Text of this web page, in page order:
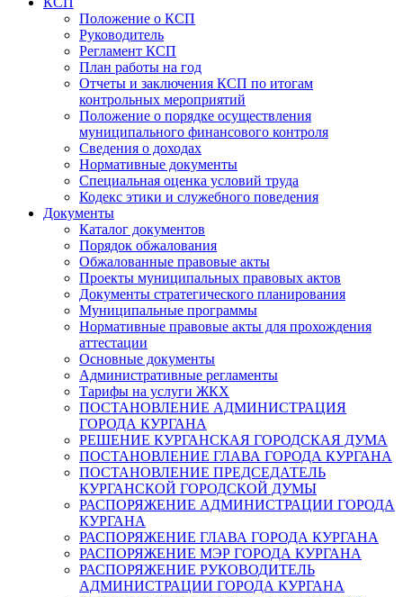
Положение о КСП
Руководитель
Регламент КСП
План работы на год
Отчеты и заключения КСП по итогам
контрольных мероприятий
Положение о порядке осуществления
муниципального финансового контроля
Сведения о доходах
Нормативные документы
Специальная оценка условий труда
Кодекс этики и служебного поведения
Документы
Каталог документов
Порядок обжалования
Обжалованные правовые акты
Проекты муниципальных правовых актов
Документы стратегического планирования
Муниципальные программы
Нормативные правовые акты для прохождения
аттестации
Основные документы
Административные регламенты
Тарифы на услуги ЖКХ
ПОСТАНОВЛЕНИЕ АДМИНИСТРАЦИЯ
ГОРОДА КУРГАНА
РЕШЕНИЕ КУРГАНСКАЯ ГОРОДСКАЯ ДУМА
ПОСТАНОВЛЕНИЕ ГЛАВА ГОРОДА КУРГАНА
ПОСТАНОВЛЕНИЕ ПРЕДСЕДАТЕЛЬ
КУРГАНСКОЙ ГОРОДСКОЙ ДУМЫ
РАСПОРЯЖЕНИЕ АДМИНИСТРАЦИИ ГОРОДА
КУРГАНА
РАСПОРЯЖЕНИЕ ГЛАВА ГОРОДА КУРГАНА
РАСПОРЯЖЕНИЕ МЭР ГОРОДА КУРГАНА
РАСПОРЯЖЕНИЕ РУКОВОДИТЕЛЬ
АДМИНИСТРАЦИИ ГОРОДА КУРГАНА